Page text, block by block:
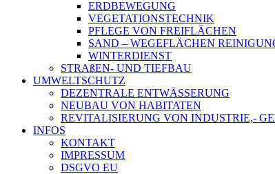
ERDBEWEGUNG
VEGETATIONSTECHNIK
PFLEGE VON FREIFLÄCHEN
SAND – WEGEFLÄCHEN
WINTERDIENST
STRAßEN- UND TIEFBAU
UMWELTSCHUTZ
DEZENTRALE ENTWÄSSERUNG
NEUBAU VON HABITATEN
REVITALISIERUNG VON INDUSTRIE,-
INFOS
KONTAKT
IMPRESSUM
DSGVO EU